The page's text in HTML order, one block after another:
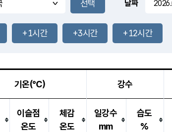
-mm
-mm
31.8
℃
32.8℃
2.3m/s
-mm
-mm
날짜
+1시간 +3시간 +12시간
기온(℃) 강수
이슬점
온도
체감
온도
일강수
mm
습도
%